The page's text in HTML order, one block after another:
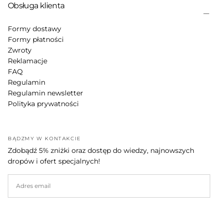
Obsługa klienta
Formy dostawy
Formy płatności
Zwroty
Reklamacje
FAQ
Regulamin
Regulamin newsletter
Polityka prywatności
BĄDŹMY W KONTAKCIE
Zdobądź 5% zniżki oraz dostęp do wiedzy, najnowszych
dropów i ofert specjalnych!
EMAIL